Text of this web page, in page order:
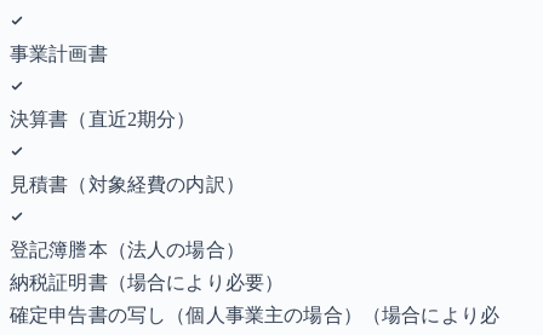
事業計画書
決算書（直近2期分）
見積書（対象経費の内訳）
登記簿謄本（法人の場合）
納税証明書（場合により必要）
確定申告書の写し（個人事業主の場合）
（場合により必